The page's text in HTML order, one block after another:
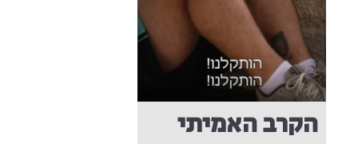
הקרב האמיתי